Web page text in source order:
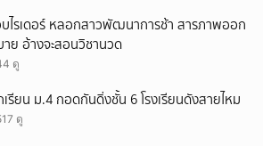
ไรเดอร์ หลอกสาวพัฒนาการช้า สารภาพออก
ย อ้างจะสอนวิชานวด
ดู
เรียน ม.4 กอดกันดิ่งชั้น 6 โรงเรียนดังสายไหม
ดู